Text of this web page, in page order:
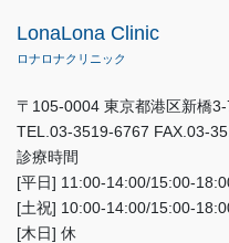
LonaLona Clinic
ロナロナクリニック
〒105-0004 東京都港区新橋
TEL.03-3519-6767 FAX.03-
診療時間
[平日] 11:00-14:00/15:00-
[土祝] 10:00-14:00/15:00-
[木日] 休